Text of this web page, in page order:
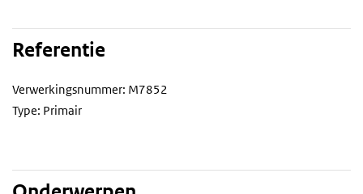
Referentie
Verwerkingsnummer: M7852
Type: Primair